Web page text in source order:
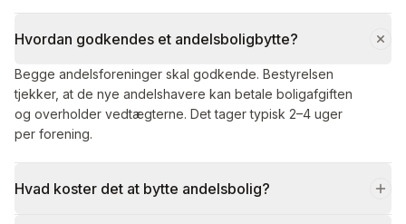
Hvordan godkendes et andelsboligbytte?
Begge andelsforeninger skal godkende. Bestyrelsen
tjekker, at de nye andelshavere kan betale boligafgiften
og overholder vedtægterne. Det tager typisk 2–4 uger
per forening.
Hvad koster det at bytte andelsbolig?